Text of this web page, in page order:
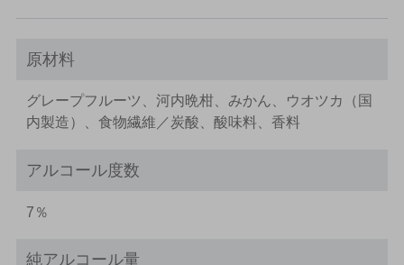
原材料
グレープフルーツ、河内晩柑、みかん、ウオツカ（国
内製造）、食物繊維／炭酸、酸味料、香料
アルコール度数
7％
純アルコール量